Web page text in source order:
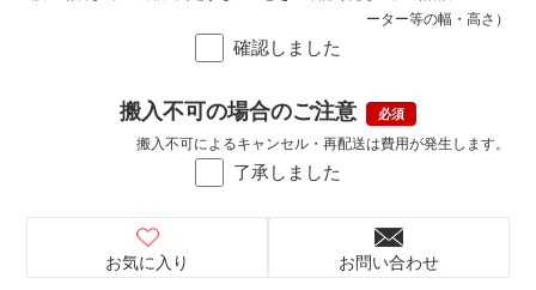
確認しました
ーター等の幅・高さ）
搬入不可の場合のご注意
了承しました
搬入不可によるキャンセル・再配送は費用が発生します。
お気に入り お問い合わせ